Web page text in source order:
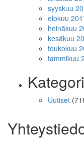
syyskuu
elokuu
heinäkuu
kesäkuu
toukokuu
tammikuu
Uutiset